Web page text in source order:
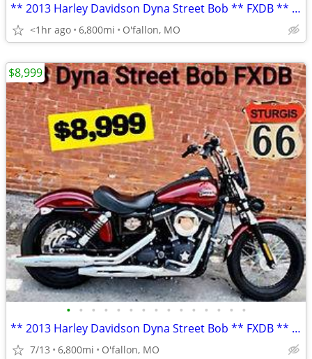
** 2013 Harley Davidson Dyna Street Bob ** FXDB ** only 6,800 mi **
<1hr ago 6,800mi O'fallon, MO
• • • • • • • • • • • • • • •
** 2013 Harley Davidson Dyna Street Bob ** FXDB ** only 6,800 mi **
7/13 6,800mi O'fallon, MO
$8,999